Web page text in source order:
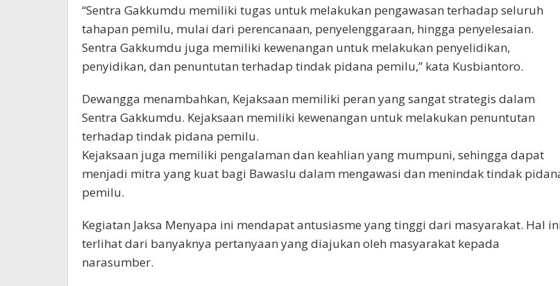
“Sentra Gakkumdu memiliki tugas untuk melakukan pengawasan terhadap seluruh
tahapan pemilu, mulai dari perencanaan, penyelenggaraan, hingga penyelesaian.
Sentra Gakkumdu juga memiliki kewenangan untuk melakukan penyelidikan,
penyidikan, dan penuntutan terhadap tindak pidana pemilu,” kata Kusbiantoro.
Dewangga menambahkan, Kejaksaan memiliki peran yang sangat strategis dalam
Sentra Gakkumdu. Kejaksaan memiliki kewenangan untuk melakukan penuntutan
terhadap tindak pidana pemilu.
Kejaksaan juga memiliki pengalaman dan keahlian yang mumpuni, sehingga dapat
menjadi mitra yang kuat bagi Bawaslu dalam mengawasi dan menindak tindak
pemilu.
Kegiatan Jaksa Menyapa ini mendapat antusiasme yang tinggi dari masyarakat. Hal
terlihat dari banyaknya pertanyaan yang diajukan oleh masyarakat kepada
narasumber.